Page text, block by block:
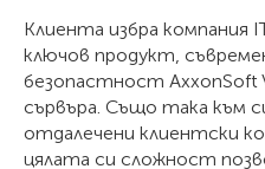
Клиента избра компания
ключов продукт,
безопастност AxxonSoft
сървъра. Също така към
отдалечени клиентски
цялата си сложност